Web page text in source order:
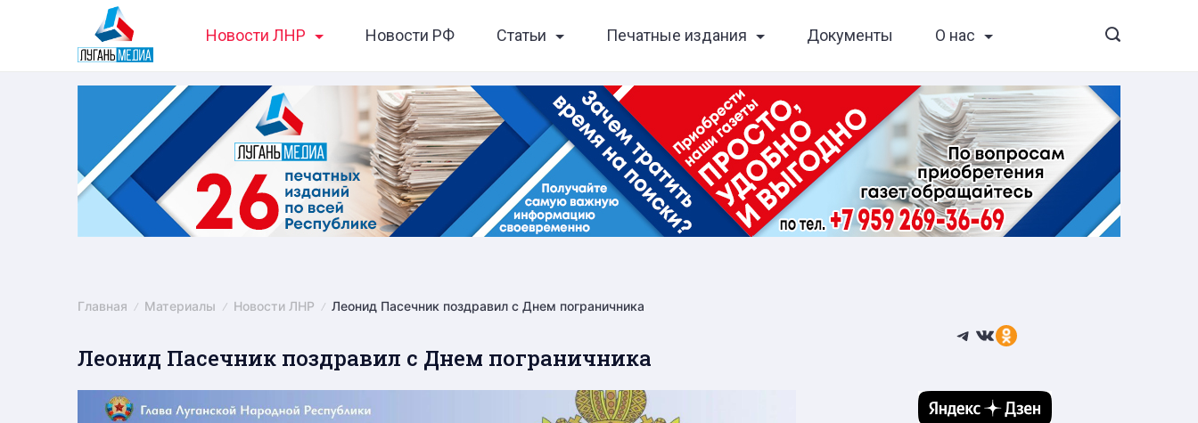
Новости ЛНР Новости РФ Статьи Печатные издания Документы О нас
Главная Материалы Новости ЛНР Леонид Пасечник поздравил с Днем пограничника
Леонид Пасечник поздравил с Днем пограничника
Telegram
ВКонтакте
Ссылка